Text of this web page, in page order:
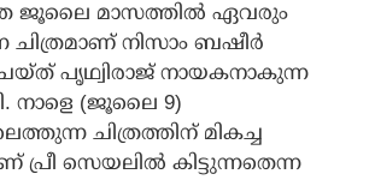
ജൂലൈ മാസത്തില്‍ ഏവരും
ചിത്രമാണ് നിസാം ബഷീര്‍
പൃഥ്വിരാജ് നായകനാകുന്ന
(ജൂലൈ 9)
ചിത്രത്തിന് മികച്ച
പ്രീ സെയലില്‍ കിട്ടുന്നതെന്ന